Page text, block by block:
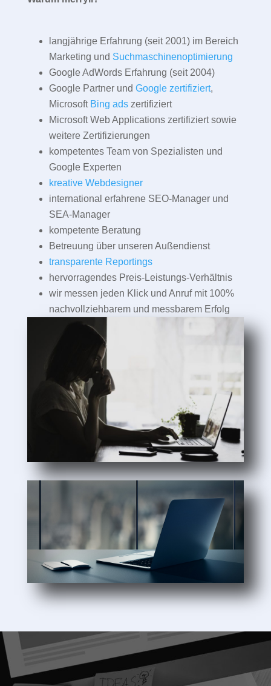
langjährige Erfahrung (seit 2001) im Bereich
Marketing und Suchmaschinenoptimierung
Google AdWords Erfahrung (seit 2004)
Google Partner und Google zertifiziert,
Microsoft Bing adszertifiziert
Microsoft Web Applications zertifiziert sowie
weitere Zertifizierungen
kompetentes Team von Spezialisten und
Google Experten
kreative Webdesigner
international erfahrene SEO-Manager und
SEA-Manager
kompetente Beratung
Betreuung über unseren Außendienst
transparente Reportings
hervorragendes Preis-Leistungs-Verhältnis
wir messen jeden Klick und Anruf mit 100%
nachvollziehbarem und messbarem Erfolg